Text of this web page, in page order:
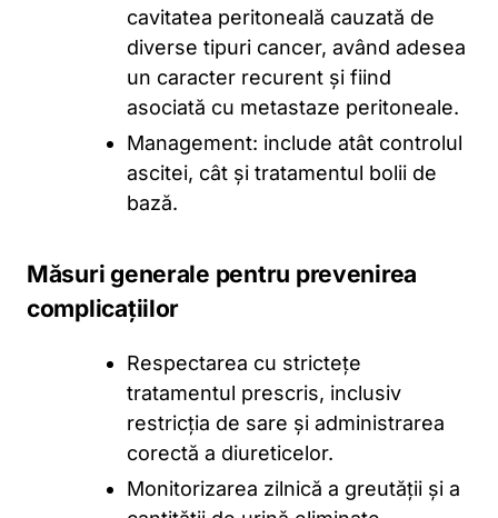
cavitatea peritoneală cauzată de
diverse tipuri cancer, având adesea
un caracter recurent și fiind
asociată cu metastaze peritoneale.
Management: include atât controlul
ascitei, cât și tratamentul bolii de
bază.
Măsuri generale pentru prevenirea
complicațiilor
Respectarea cu strictețe
tratamentul prescris, inclusiv
restricția de sare și administrarea
corectă a diureticelor.
Monitorizarea zilnică a greutății și a